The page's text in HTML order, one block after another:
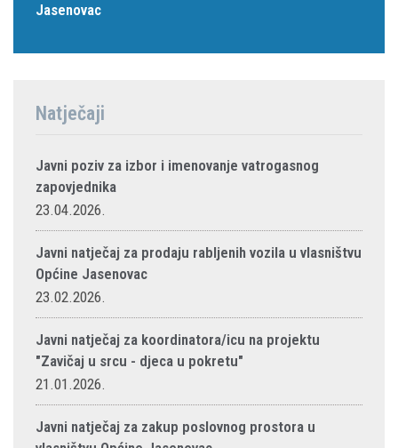
Jasenovac
Natječaji
Javni poziv za izbor i imenovanje vatrogasnog
zapovjednika
23.04.2026.
Javni natječaj za prodaju rabljenih vozila u vlasništvu
Općine Jasenovac
23.02.2026.
Javni natječaj za koordinatora/icu na projektu
"Zavičaj u srcu - djeca u pokretu"
21.01.2026.
Javni natječaj za zakup poslovnog prostora u